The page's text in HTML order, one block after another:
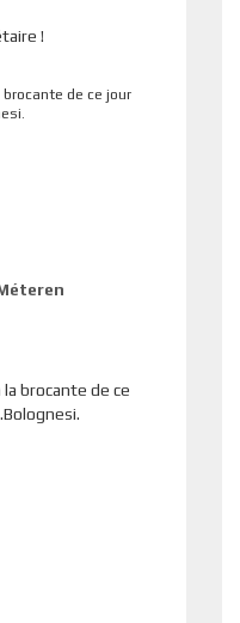
!
de ce jour
brocante de ce